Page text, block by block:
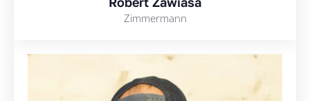
Zimmermann